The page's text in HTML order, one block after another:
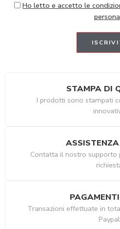
Ho letto e accetto le
STAMPA DI
I prodotti sono stampati
Contatta il nostro supporto
Transazioni effettuate in
Paypal